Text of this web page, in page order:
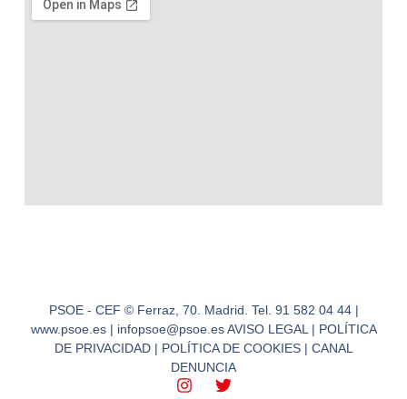
PSOE - CEF © Ferraz, 70. Madrid. Tel. 91 582 04 44 |
www.psoe.es | infopsoe@psoe.es AVISO LEGAL | POLÍTICA
DE PRIVACIDAD | POLÍTICA DE COOKIES | CANAL
DENUNCIA